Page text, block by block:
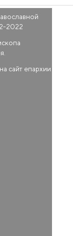
2022
сайт епархии